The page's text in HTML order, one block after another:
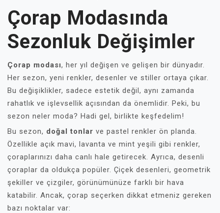
Çorap Modasında
Sezonluk Değişimler
Çorap modası, her yıl değişen ve gelişen bir dünyadır.
Her sezon, yeni renkler, desenler ve stiller ortaya çıkar.
Bu değişiklikler, sadece estetik değil, aynı zamanda
rahatlık ve işlevsellik açısından da önemlidir. Peki, bu
sezon neler moda? Hadi gel, birlikte keşfedelim!
Bu sezon, doğal tonlar ve pastel renkler ön planda.
Özellikle açık mavi, lavanta ve mint yeşili gibi renkler,
çoraplarınızı daha canlı hale getirecek. Ayrıca, desenli
çoraplar da oldukça popüler. Çiçek desenleri, geometrik
şekiller ve çizgiler, görünümünüze farklı bir hava
katabilir. Ancak, çorap seçerken dikkat etmeniz gereken
bazı noktalar var: